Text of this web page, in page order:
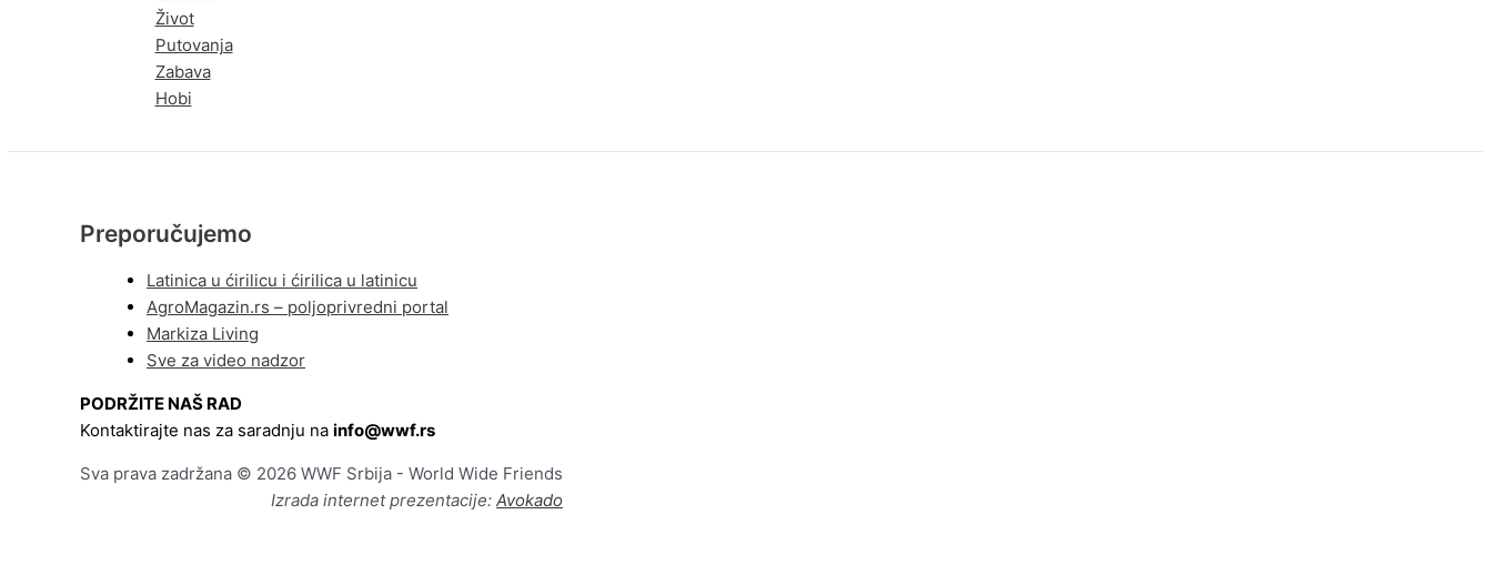
Život
Putovanja
Zabava
Hobi
Preporučujemo
Latinica u ćirilicu i ćirilica u latinicu
AgroMagazin.rs – poljoprivredni portal
Markiza Living
Sve za video nadzor
PODRŽITE NAŠ RAD
Kontaktirajte nas za saradnju na info@wwf.rs
Sva prava zadržana © 2026 WWF Srbija - World Wide Friends
Izrada internet prezentacije: Avokado